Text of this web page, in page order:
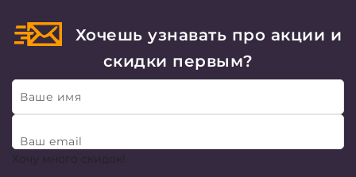
Хочешь узнавать про акции и
скидки первым?
Ваше имя
Ваш email
Хочу много скидок!